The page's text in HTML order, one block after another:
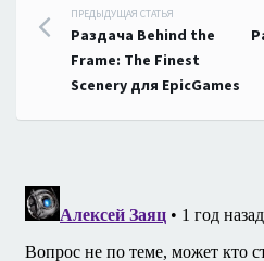
Навигация
по
записям
ПРЕДЫДУЩАЯ СТАТЬЯ
Раздача Behind the
Frame: The Finest
Scenery для EpicGames